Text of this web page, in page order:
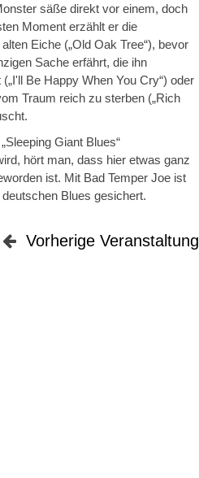
säße direkt vor einem, doch
Moment erzählt er die
Eiche („Old Oak Tree“), bevor
Sache erfährt, die ihn
Be Happy When You Cry“) oder
Traum reich zu sterben („Rich
Giant Blues“
hört man, dass hier etwas ganz
ist. Mit Bad Temper Joe ist
Blues gesichert.
Vorherige Veranstaltung